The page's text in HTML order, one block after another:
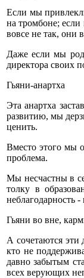
Если мы
на тромбоне;
вовсе не так, они
Даже если мы
директора своих
Гьяни-анартха
Эта анартха
развитию, мы
ценить.
Вместо этого мы
проблема.
Мы несчастны в
толку в
неблагодарность
Гьяни во вне,
А сочетаются эти
кто не
давно забытым
всех верующих